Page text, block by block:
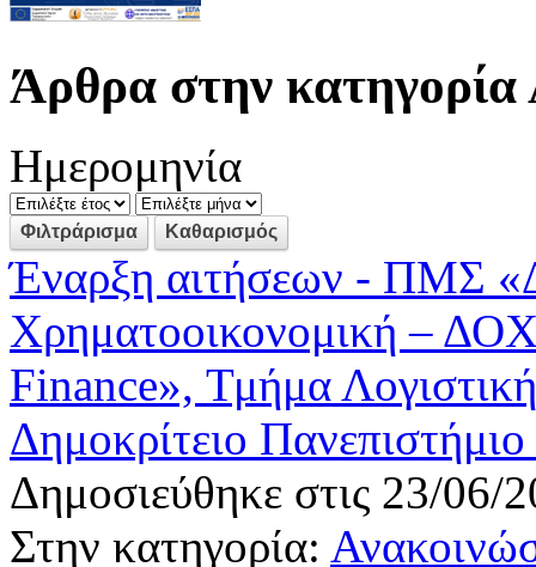
Άρθρα στην κατηγορία
Ημερομηνία
Έναρξη αιτήσεων - ΠΜΣ
Χρηματοοικονομική –
Finance», Τμήμα
Δημοκρίτειο
Δημοσιεύθηκε στις 23/06/
Στην κατηγορία: